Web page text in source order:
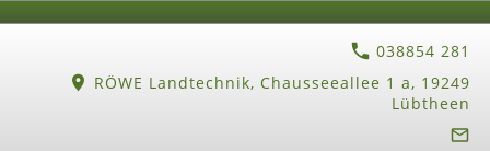
038854 281
RÖWE Landtechnik, Chausseeallee 1 a, 19249
Lübtheen